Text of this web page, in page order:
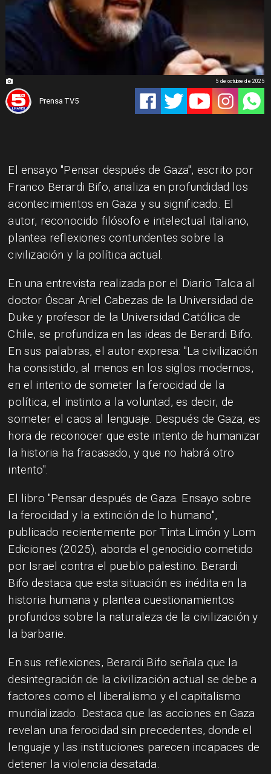
Prensa TV5
5 de octubre de 2025
El ensayo "Pensar después de Gaza", escrito por
Franco Berardi Bifo, analiza en profundidad los
acontecimientos en Gaza y su significado. El
autor, reconocido filósofo e intelectual italiano,
plantea reflexiones contundentes sobre la
civilización y la política actual.
En una entrevista realizada por el Diario Talca al
doctor Óscar Ariel Cabezas de la Universidad de
Duke y profesor de la Universidad Católica de
Chile, se profundiza en las ideas de Berardi Bifo.
En sus palabras, el autor expresa: "La civilización
ha consistido, al menos en los siglos modernos,
en el intento de someter la ferocidad de la
política, el instinto a la voluntad, es decir, de
someter el caos al lenguaje. Después de Gaza, es
hora de reconocer que este intento de humanizar
la historia ha fracasado, y que no habrá otro
intento".
El libro "Pensar después de Gaza. Ensayo sobre
la ferocidad y la extinción de lo humano",
publicado recientemente por Tinta Limón y Lom
Ediciones (2025), aborda el genocidio cometido
por Israel contra el pueblo palestino. Berardi
Bifo destaca que esta situación es inédita en la
historia humana y plantea cuestionamientos
profundos sobre la naturaleza de la civilización y
la barbarie.
En sus reflexiones, Berardi Bifo señala que la
desintegración de la civilización actual se debe a
factores como el liberalismo y el capitalismo
mundializado. Destaca que las acciones en Gaza
revelan una ferocidad sin precedentes, donde el
lenguaje y las instituciones parecen incapaces de
detener la violencia desatada.